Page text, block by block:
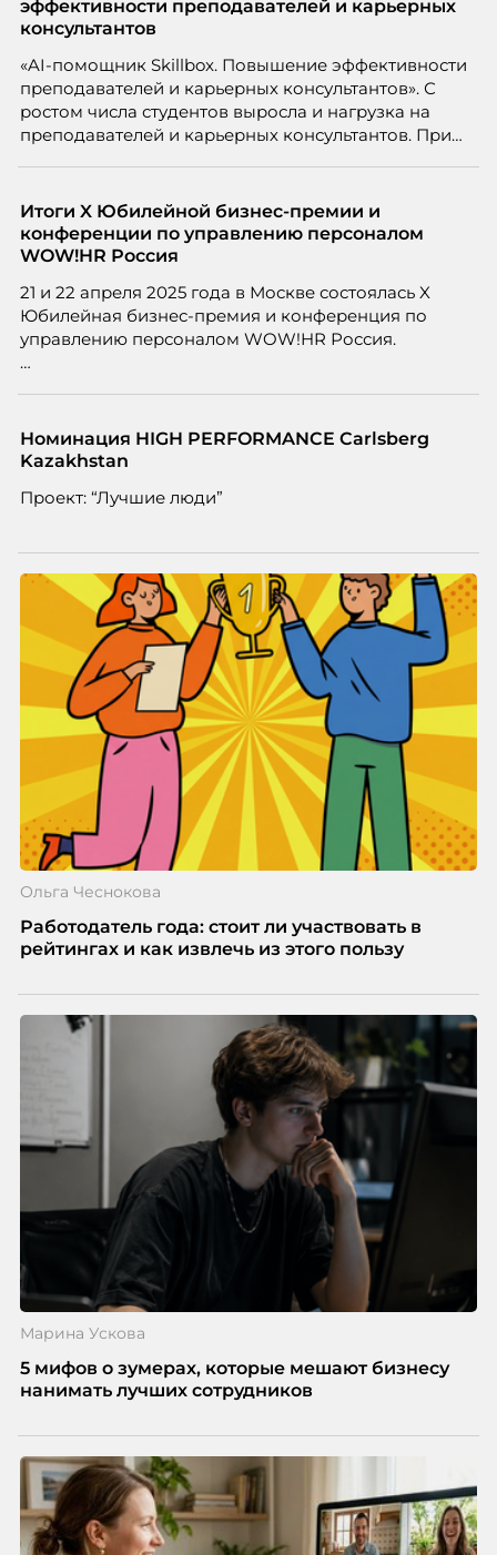
эффективности преподавателей и карьерных
консультантов
«AI-помощник Skillbox. Повышение эффективности
преподавателей и карьерных консультантов». С
ростом числа студентов выросла и нагрузка на
преподавателей и карьерных консультантов. При
повысить эффективность сотрудников, ускорить
процессы, сохранить качество поддержки и
масштабироваться без роста команды. Так и
Skillbox.
Итоги X Юбилейной бизнес-премии и
конференции по управлению персоналом
WOW!HR Россия
21 и 22 апреля 2025 года в Москве состоялась X
Юбилейная бизнес-премия и конференция по
управлению персоналом WOW!HR Россия.
номинантов и гостей мероприятия.
Номинация HIGH PERFORMANCE Carlsberg
Kazakhstan
Проект: “Лучшие люди”
Ольга Чеснокова
Работодатель года: стоит ли участвовать в
рейтингах и как извлечь из этого пользу
Марина Ускова
5 мифов о зумерах, которые мешают бизнесу
нанимать лучших сотрудников